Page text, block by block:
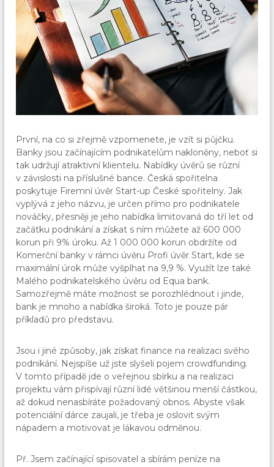
První, na co si zřejmě vzpomenete, je vzít si půjčku.
Banky jsou začínajícím podnikatelům nakloněny, neboť si
tak udržují atraktivní klientelu. Nabídky úvěrů se různí
v závislosti na příslušné bance. Česká spořitelna
poskytuje Firemní úvěr Start-up České spořitelny. Jak
vyplývá z jeho názvu, je určen přímo pro podnikatele
nováčky, přesněji je jeho nabídka limitovaná do tří let od
začátku podnikání a získat s ním můžete až 600 000
korun při 9% úroku. Až 1 000 000 korun obdržíte od
Komerční banky v rámci úvěru Profi úvěr Start, kde se
maximální úrok může vyšplhat na 9,9 %. Využít lze také
Malého podnikatelského úvěru od Equa bank.
Samozřejmě máte možnost se porozhlédnout i jinde,
bank je mnoho a nabídka široká. Toto je pouze pár
příkladů pro představu.
Jsou i jiné způsoby, jak získat finance na realizaci svého
podnikání. Nejspíše už jste slyšeli pojem crowdfunding.
V tomto případě jde o veřejnou sbírku a na realizaci
projektu vám přispívají různí lidé většinou menší částkou,
až dokud nenasbíráte požadovaný obnos. Abyste však
potenciální dárce zaujali, je třeba je oslovit svým
nápadem a motivovat je lákavou odměnou.
Př. Jsem začínající spisovatel a sbírám peníze na